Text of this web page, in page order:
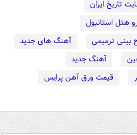
تاریخ ایران
هتل استانبول
بینی ترمیمی
آهنگ های جدید
آهنگ جدید
قیمت ورق آهن پرایس